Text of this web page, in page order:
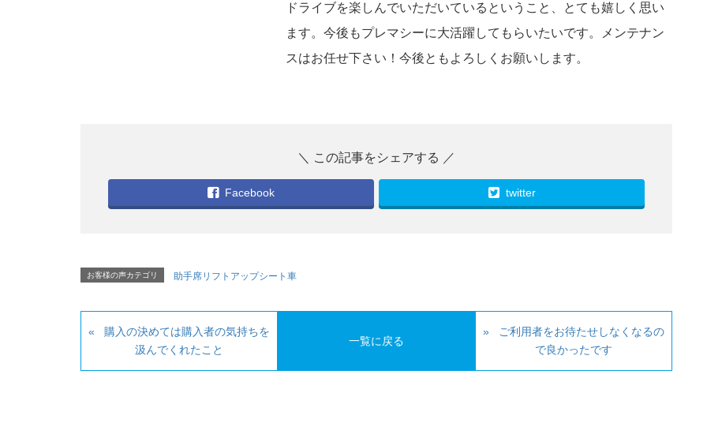
ドライブを楽しんでいただいているということ、とても嬉しく思い
ます。今後もプレマシーに大活躍してもらいたいです。メンテナン
スはお任せ下さい！今後ともよろしくお願いします。
Facebook twitter
お客様の声カテゴリ 助手席リフトアップシート車
購入の決めては購入者の気持ちを
汲んでくれたこと
一覧に戻る
ご利用者をお待たせしなくなるの
で良かったです